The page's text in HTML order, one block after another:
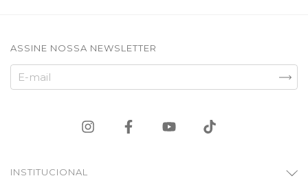
ASSINE NOSSA NEWSLETTER
INSTITUCIONAL